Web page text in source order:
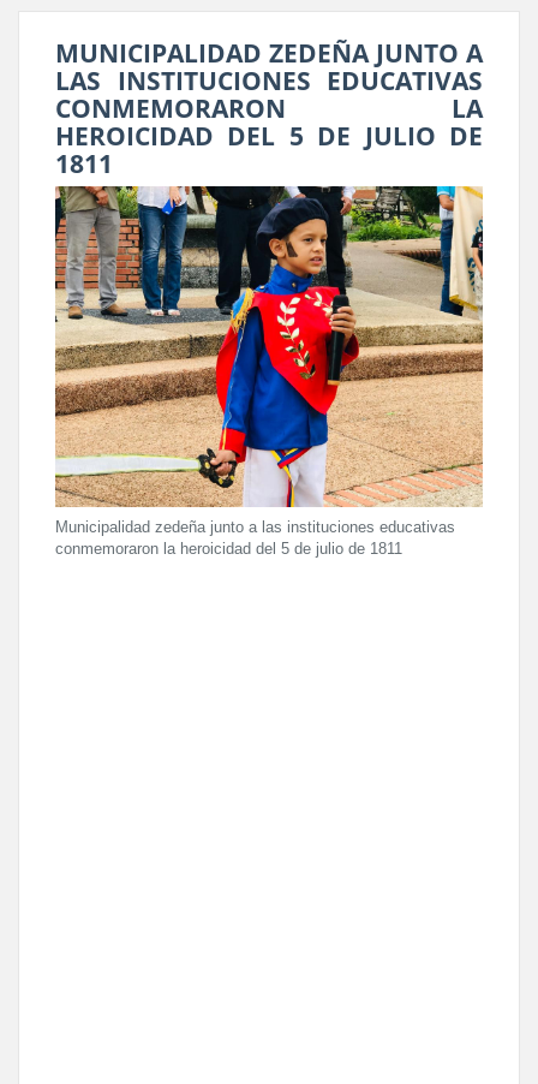
MUNICIPALIDAD ZEDEÑA JUNTO A
LAS INSTITUCIONES EDUCATIVAS
CONMEMORARON LA
HEROICIDAD DEL 5 DE JULIO DE
1811
Municipalidad zedeña junto a las instituciones educativas
conmemoraron la heroicidad del 5 de julio de 1811